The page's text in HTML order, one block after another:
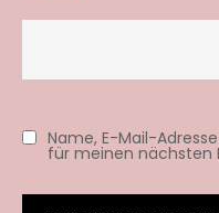
Name, E-Mail-
für meinen nächsten